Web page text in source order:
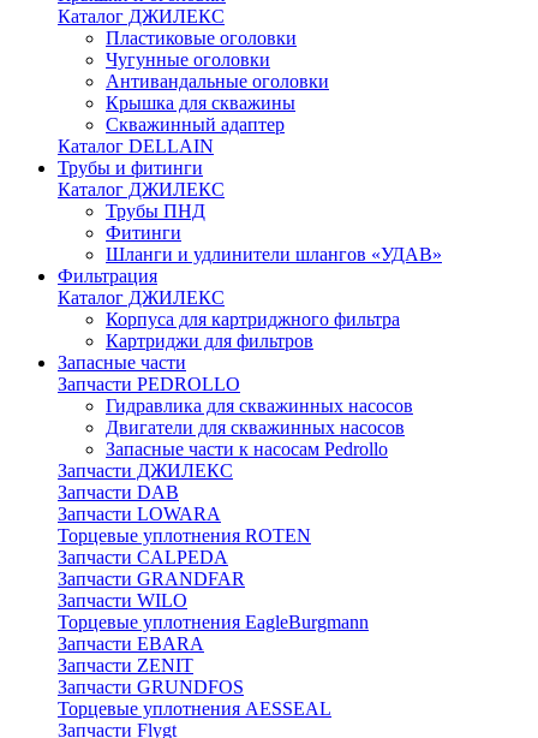
Каталог ДЖИЛЕКС
Пластиковые оголовки
Чугунные оголовки
Антивандальные оголовки
Крышка для скважины
Скважинный адаптер
Каталог DELLAIN
Трубы и фитинги
Каталог ДЖИЛЕКС
Трубы ПНД
Фитинги
Шланги и удлинители шлангов «УДАВ»
Фильтрация
Каталог ДЖИЛЕКС
Корпуса для картриджного фильтра
Картриджи для фильтров
Запасные части
Запчасти PEDROLLO
Гидравлика для скважинных насосов
Двигатели для скважинных насосов
Запасные части к насосам Pedrollo
Запчасти ДЖИЛЕКС
Запчасти DAB
Запчасти LOWARA
Торцевые уплотнения ROTEN
Запчасти CALPEDA
Запчасти GRANDFAR
Запчасти WILO
Торцевые уплотнения EagleBurgmann
Запчасти EBARA
Запчасти ZENIT
Запчасти GRUNDFOS
Торцевые уплотнения AESSEAL
Запчасти Flygt